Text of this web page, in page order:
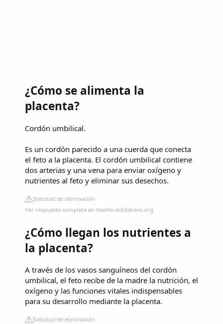
¿Cómo se alimenta la
placenta?
Cordón umbilical.
Es un cordón parecido a una cuerda que conecta
el feto a la placenta. El cordón umbilical contiene
dos arterias y una vena para enviar oxígeno y
nutrientes al feto y eliminar sus desechos.
Solicitud de eliminación
Ver respuesta completa en stanfordchildrens.org
¿Cómo llegan los nutrientes a
la placenta?
A través de los vasos sanguíneos del cordón
umbilical, el feto recibe de la madre la nutrición, el
oxígeno y las funciones vitales indispensables
para su desarrollo mediante la placenta.
Solicitud de eliminación